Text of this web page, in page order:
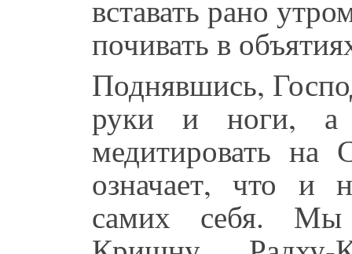
вставать рано
почивать в
Поднявшись,
руки и ноги, а
медитировать на
означает, что и
самих себя. Мы